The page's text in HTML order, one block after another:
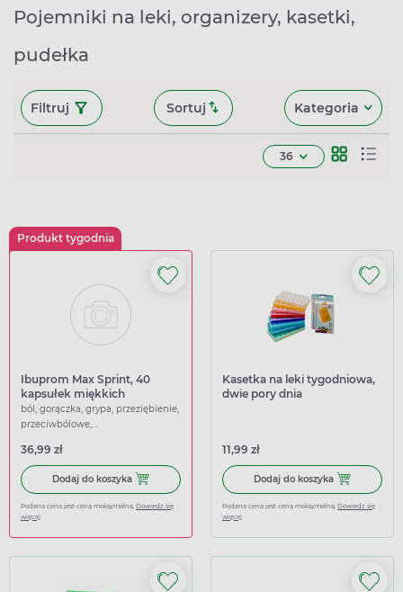
Pojemniki na leki, organizery, kasetki,
pudełka
Filtruj Sortuj Kategoria
36
Produkt tygodnia
Ibuprom Max Sprint, 40
kapsułek miękkich
ból, gorączka, grypa, przeziębienie,
przeciwbólowe,
36,99 zł
Dodaj do koszyka Dodaj do koszyka Ibuprom Max Sprint, 40 kapsułek
Podana cena jest ceną maksymalną. Dowiedz się
więcej
Kasetka na leki tygodniowa,
dwie pory dnia
11,99 zł
Dodaj do koszyka Dodaj do
Podana cena jest ceną maksymalną. Dowiedz się
więcej